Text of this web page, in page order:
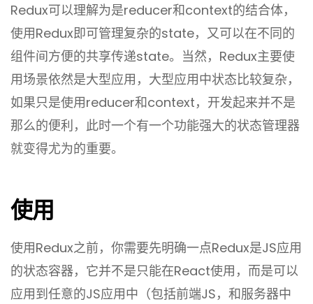
Redux可以理解为是reducer和context的结合体，
使用Redux即可管理复杂的state，又可以在不同的
组件间方便的共享传递state。当然，Redux主要使
用场景依然是大型应用，大型应用中状态比较复杂，
如果只是使用reducer和context，开发起来并不是
那么的便利，此时一个有一个功能强大的状态管理器
就变得尤为的重要。
使用
使用Redux之前，你需要先明确一点Redux是JS应用
的状态容器，它并不是只能在React使用，而是可以
应用到任意的JS应用中（包括前端JS，和服务器中